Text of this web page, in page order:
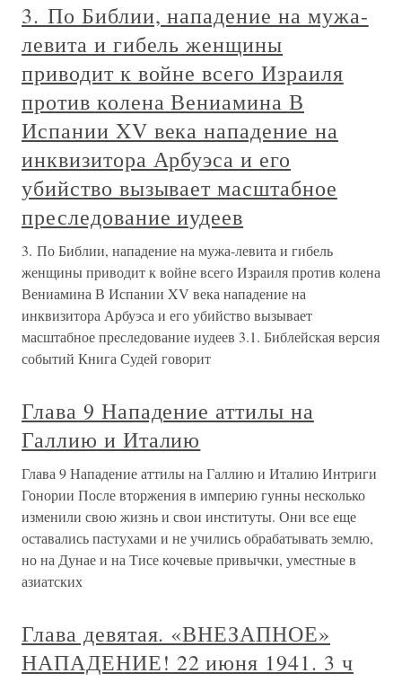
3. По Библии, нападение на мужа-
левита и гибель женщины
приводит к войне всего Израиля
против колена Вениамина В
Испании XV века нападение на
инквизитора Арбуэса и его
убийство вызывает масштабное
преследование иудеев
3. По Библии, нападение на мужа-левита и гибель
женщины приводит к войне всего Израиля против колена
Вениамина В Испании XV века нападение на
инквизитора Арбуэса и его убийство вызывает
масштабное преследование иудеев 3.1. Библейская версия
событий Книга Судей говорит
Глава 9 Нападение аттилы на
Галлию и Италию
Глава 9 Нападение аттилы на Галлию и Италию Интриги
Гонории После вторжения в империю гунны несколько
изменили свою жизнь и свои институты. Они все еще
оставались пастухами и не учились обрабатывать землю,
но на Дунае и на Тисе кочевые привычки, уместные в
азиатских
Глава девятая. «ВНЕЗАПНОЕ»
НАПАДЕНИЕ! 22 июня 1941. 3 ч